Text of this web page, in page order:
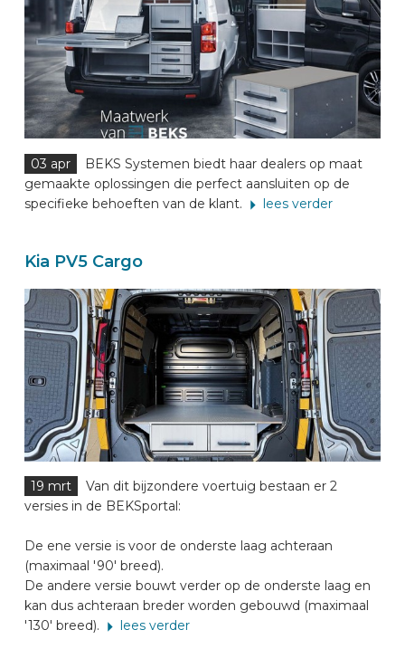
AUTOMERKEN
CONTACT
VOERTUIG INRICHTEN
NL
03 apr
BEKS Systemen biedt haar dealers op maat
gemaakte oplossingen die perfect aansluiten op de
specifieke behoeften van de klant.
lees verder
Kia PV5 Cargo
19 mrt
Van dit bijzondere voertuig bestaan er 2
versies in de BEKSportal:
De ene versie is voor de onderste laag achteraan
(maximaal '90' breed).
De andere versie bouwt verder op de onderste laag en
kan dus achteraan breder worden gebouwd (maximaal
'130' breed).
lees verder